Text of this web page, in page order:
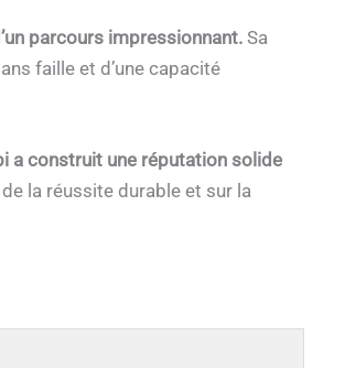
parcours impressionnant.Sa
faille et d’une capacité
a construit une réputation solide
la réussite durable et sur la